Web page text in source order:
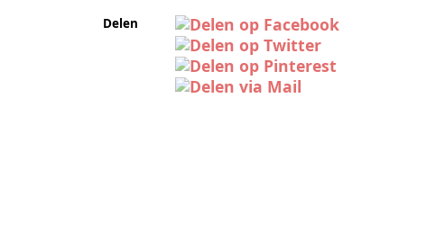
Delen